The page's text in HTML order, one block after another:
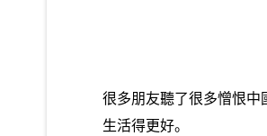
很多朋友聽了很多憎恨中
生活得更好。